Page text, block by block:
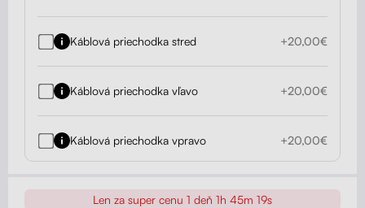
Káblová priechodka stred +20,00€
Káblová priechodka vľavo +20,00€
Káblová priechodka vpravo +20,00€
Len za super cenu1 deň 1h 45m 17s